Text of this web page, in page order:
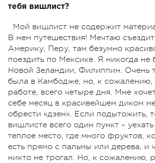
тебя вишлист?
Мой вишлист не содержит
В нем путешествия! Мечтаю
Америку, Перу, там безумно
поездить по Мексике. Я никогда не
Новой Зеландии, Филиппин. Очень
была в Камбодже, но, к сожалению,
работе, всего четыре дня. Мне
себе месяц в красивейшем диком
обрести «дзен». Если подытожить,
вишлисте всего один пункт –
теплое место, где много фруктов,
есть прямо с пальмы или дерева, и
никто не трогал. Но, к сожалению,